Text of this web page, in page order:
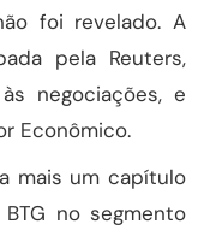
foi revelado. A
pela Reuters,
negociações, e
Econômico.
mais um capítulo
no segmento